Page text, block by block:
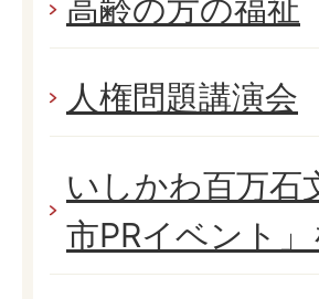
高齢の方の福祉
人権問題講演会
いしかわ百万石
市PRイベント